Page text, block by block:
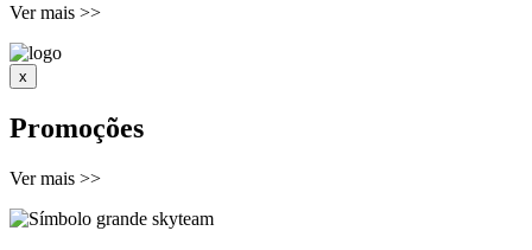
Ver mais >>
x
Promoções
Ver mais >>